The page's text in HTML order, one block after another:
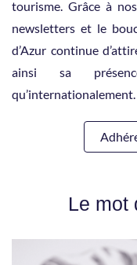
tourisme. Grâce à
newsletters et le
d’Azur continue
ainsi sa
qu’internationalement.
Le mot